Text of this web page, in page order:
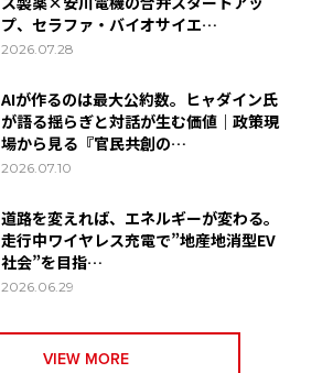
プ、セラファ・バイオサイエ…
2026.07.28
AIが作るのは最大公約数。ヒャダイン氏
が語る揺らぎと対話が生む価値｜政策現
場から見る『官民共創の…
2026.07.10
道路を変えれば、エネルギーが変わる。
走行中ワイヤレス充電で”地産地消型EV
社会”を目指…
2026.06.29
VIEW MORE